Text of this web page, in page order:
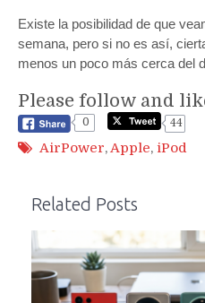
Existe la posibilidad de que
semana, pero si no es así,
menos un poco más cerca del
Please follow and
0
44
AirPower,Apple, iPod
Related Posts